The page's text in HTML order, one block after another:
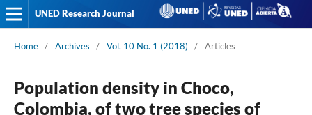
UNED Research Journal
Home / Archives / Vol. 10 No. 1 (2018) / Articles
Population density in Choco,
Colombia, of two tree species of